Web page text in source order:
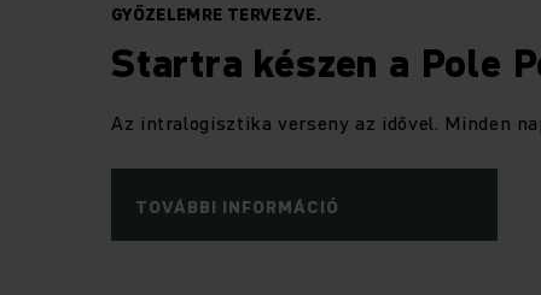
GYŐZELEMRE TERVEZVE.
Startra készen a Pole
Az intralogisztika verseny az idővel. Minden
TOVÁBBI INFORMÁCIÓ